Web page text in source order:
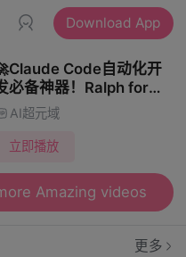
Download App
Code自动化开
必备神器！Ralph for
Code实战演示，
入PRD文档秒变任务清
单，AI通宵帮你写代码！保
AI超元域
立即播放
Amazing videos
更多